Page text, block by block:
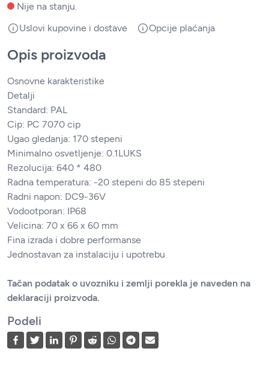
Nije na stanju.
Uslovi kupovine i dostave
Opcije plaćanja
Opis proizvoda
Osnovne karakteristike
Detalji
Standard: PAL
Cip: PC 7070 cip
Ugao gledanja: 170 stepeni
Minimalno osvetljenje: 0.1LUKS
Rezolucija: 640 * 480
Radna temperatura: -20 stepeni do 85 stepeni
Radni napon: DC9-36V
Vodootporan: IP68
Velicina: 70 x 66 x 60 mm
Fina izrada i dobre performanse
Jednostavan za instalaciju i upotrebu
Tačan podatak o uvozniku i zemlji porekla je naveden na
deklaraciji proizvoda.
Podeli